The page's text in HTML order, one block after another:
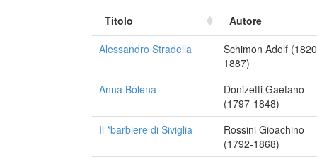
Titolo
Autore
Alessandro Stradella
Schimon Adolf
1887)
Anna Bolena
Donizetti Gaetano
(1797-1848)
Il *barbiere di Siviglia
Rossini Gioachino
(1792-1868)